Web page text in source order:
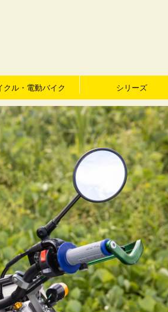
クル・電動バイク シリーズ